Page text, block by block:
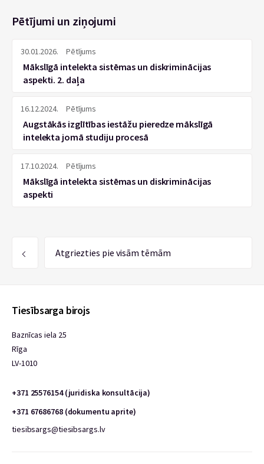
Pētījumi un ziņojumi
30.01.2026. Pētījums
Mākslīgā intelekta sistēmas un diskriminācijas
aspekti. 2. daļa
16.12.2024. Pētījums
Augstākās izglītības iestāžu pieredze mākslīgā
intelekta jomā studiju procesā
17.10.2024. Pētījums
Mākslīgā intelekta sistēmas un diskriminācijas
aspekti
Atgriezties pie visām tēmām
Tiesībsarga birojs
Baznīcas iela 25
Rīga
LV-1010
+371 25576154 (juridiska konsultācija)
+371 67686768 (dokumentu aprite)
tiesibsargs@tiesibsargs.lv